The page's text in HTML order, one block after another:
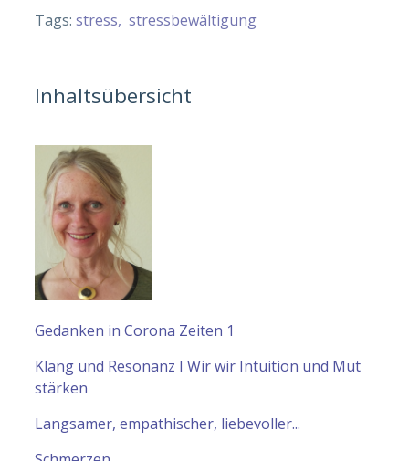
Tags:stress stressbewältigung
Inhaltsübersicht
Gedanken in Corona Zeiten 1
Klang und Resonanz I Wir wir Intuition und Mut
stärken
Langsamer, empathischer, liebevoller...